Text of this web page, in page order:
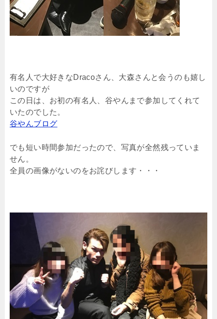
有名人で大好きなDracoさん、大森さんと会うのも嬉し
いのですが
この日は、お初の有名人、谷やんまで参加してくれて
いたのでした。
谷やんブログ
でも短い時間参加だったので、写真が全然残っていま
せん。
全員の画像がないのをお詫びします・・・